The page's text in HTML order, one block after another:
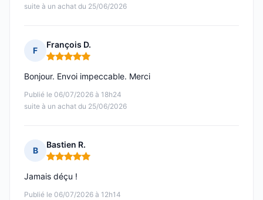
suite à un achat du 25/06/2026
F
François D.
Note : 5 sur 5
Publié le 06/07/2026 à 18h24
suite à un achat du 25/06/2026
Bonjour. Envoi impeccable. Merci
B
Bastien R.
Note : 5 sur 5
Publié le 06/07/2026 à 12h14
Jamais déçu !